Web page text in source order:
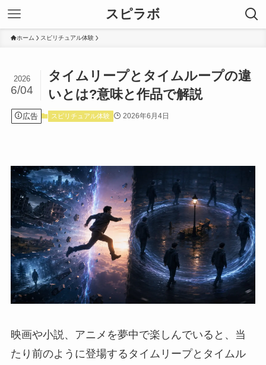
スピラボ
ホーム スピリチュアル体験
タイムリープとタイムループの違
いとは?意味と作品で解説
2026
6/04
広告 スピリチュアル体験 2026年6月4日
映画や小説、アニメを夢中で楽しんでいると、当
たり前のように登場するタイムリープとタイムル